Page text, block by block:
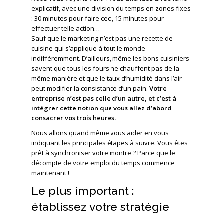
explicatif, avec une division du temps en zones fixes
: 30 minutes pour faire ceci, 15 minutes pour
effectuer telle action…
Sauf que le marketing n’est pas une recette de
cuisine qui s’applique à tout le monde
indifféremment. D’ailleurs, même les bons cuisiniers
savent que tous les fours ne chauffent pas de la
même manière et que le taux d’humidité dans l’air
peut modifier la consistance d’un pain. Votre
entreprise n’est pas celle d’un autre, et c’est à
intégrer cette notion que vous allez d’abord
consacrer vos trois heures.
Nous allons quand même vous aider en vous
indiquant les principales étapes à suivre. Vous êtes
prêt à synchroniser votre montre ? Parce que le
décompte de votre emploi du temps commence
maintenant !
Le plus important :
établissez votre stratégie